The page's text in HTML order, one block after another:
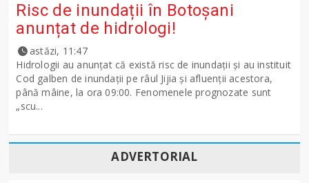
Risc de inundații în Botoșani
anunțat de hidrologi!
astăzi, 11:47
Hidrologii au anunțat că există risc de inundații și au instituit
Cod galben de inundații pe râul Jijia și afluenții acestora,
până mâine, la ora 09:00. Fenomenele prognozate sunt
„scu...
ADVERTORIAL